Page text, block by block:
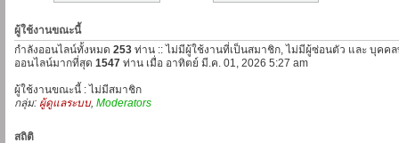
ผู้ใช้งานขณะนี้
กำลังออนไลน์ทั้งหมด 253 ท่าน :: ไม่มีผู้ใช้งานที่เป็นสมาชิก, ไม่มีผู้ซ่อนตัว และ บุคค
ออนไลน์มากที่สุด 1547 ท่าน เมื่อ อาทิตย์ มี.ค. 01, 2026 5:27 am
ผู้ใช้งานขณะนี้ : ไม่มีสมาชิก
กลุ่ม: ผู้ดูแลระบบ, Moderators
สถิติ